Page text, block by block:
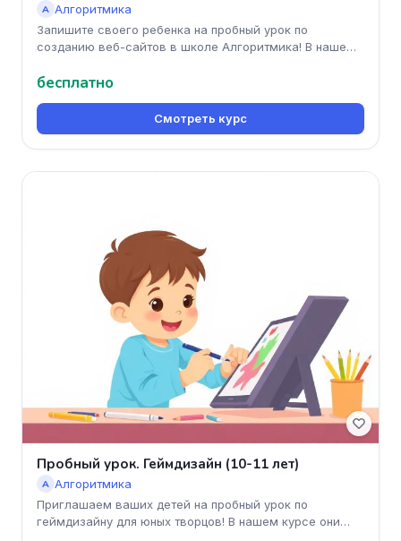
А Алгоритмика
Запишите своего ребенка на пробный урок по
созданию веб-сайтов в школе Алгоритмика! В нашем
бесплатно
Смотреть курс
Пробный урок. Геймдизайн (10-11 лет)
А Алгоритмика
Приглашаем ваших детей на пробный урок по
геймдизайну для юных творцов! В нашем курсе они